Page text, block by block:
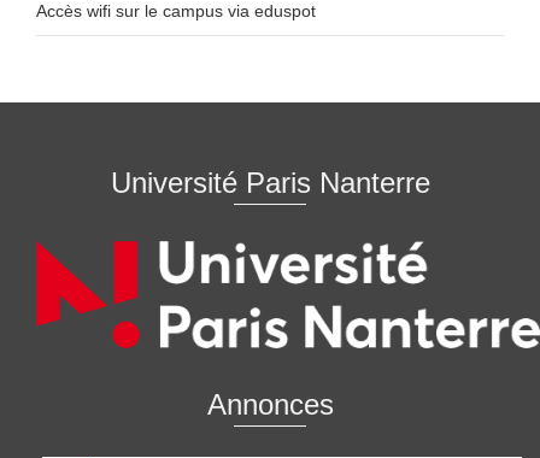
Accès wifi sur le campus via eduspot
Université Paris Nanterre
Annonces